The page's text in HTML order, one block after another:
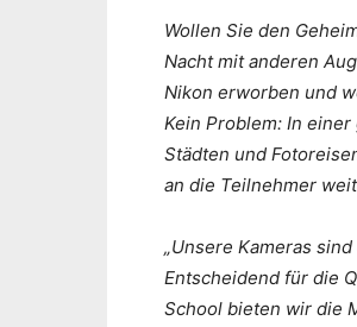
Wollen Sie den
Nacht mit anderen
Nikon erworben und
Kein Problem: In
Städten und
an die Teilnehmer
„Unsere Kameras
Entscheidend für die
School bieten wir die